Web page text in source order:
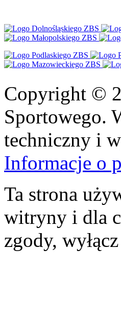
Copyright ©
Sportowego.
techniczny i
Informacje o
Ta strona
witryny i dla
zgody,